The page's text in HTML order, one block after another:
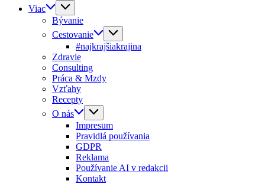
Viac
Bývanie
Cestovanie
#najkrajšiakrajina
Zdravie
Consulting
Práca & Mzdy
Vzťahy
Recepty
O nás
Impresum
Pravidlá používania
GDPR
Reklama
Používanie AI v redakcii
Kontakt